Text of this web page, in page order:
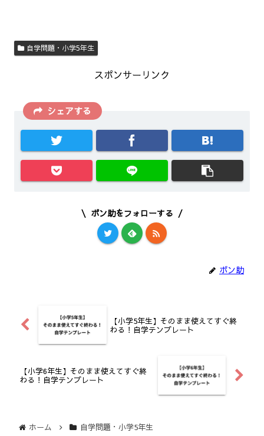
自学問題・小学5年生
スポンサーリンク
シェアする
ポン助をフォローする
ポン助
【小学5年生】そのまま使えてすぐ終
わる！自学テンプレート
【小学6年生】そのまま使えてすぐ終
わる！自学テンプレート
ホーム 自学問題・小学5年生